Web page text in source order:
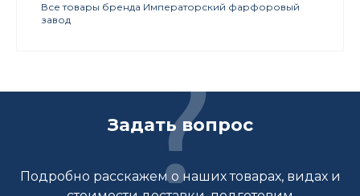
Все товары бренда Императорский фарфоровый
завод
Задать вопрос
Подробно расскажем о наших товарах, видах и